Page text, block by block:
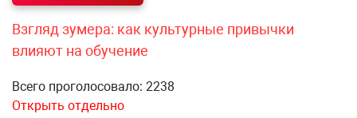
Взгляд зумера: как культурные привычки
влияют на обучение
Всего проголосовало: 2238
Открыть отдельно